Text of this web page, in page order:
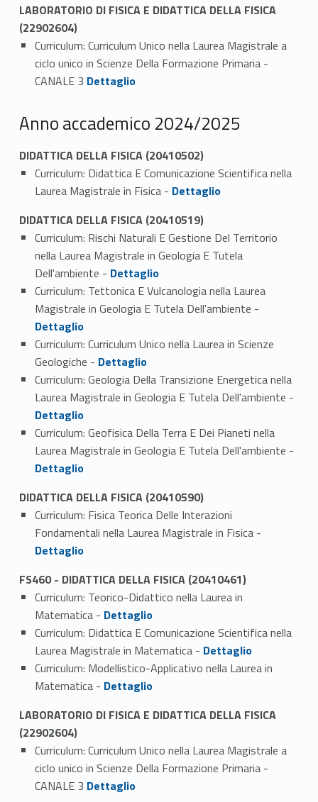
LABORATORIO DI FISICA E DIDATTICA DELLA FISICA
(22902604)
Curriculum: Curriculum Unico nella Laurea Magistrale a
ciclo unico in Scienze Della Formazione Primaria -
CANALE 3 Link identifier #identifier_person_125901-1
Dettaglio
Anno accademico 2024/2025
DIDATTICA DELLA FISICA (20410502)
Curriculum: Didattica E Comunicazione Scientifica nella
Laurea Magistrale in Fisica - Link identifier #identifier_person_172106-1
Dettaglio
DIDATTICA DELLA FISICA (20410519)
Curriculum: Rischi Naturali E Gestione Del Territorio
nella Laurea Magistrale in Geologia E Tutela
Dell'ambiente - Link identifier #identifier_person_181863-1
Dettaglio
Curriculum: Tettonica E Vulcanologia nella Laurea
Magistrale in Geologia E Tutela Dell'ambiente -
Dettaglio
Curriculum: Curriculum Unico nella Laurea in Scienze
Geologiche - Link identifier #identifier_person_167551-3
Dettaglio
Curriculum: Geologia Della Transizione Energetica nella
Laurea Magistrale in Geologia E Tutela Dell'ambiente -
Dettaglio
Curriculum: Geofisica Della Terra E Dei Pianeti nella
Laurea Magistrale in Geologia E Tutela Dell'ambiente -
Dettaglio
DIDATTICA DELLA FISICA (20410590)
Curriculum: Fisica Teorica Delle Interazioni
Fondamentali nella Laurea Magistrale in Fisica -
Dettaglio
FS460 - DIDATTICA DELLA FISICA (20410461)
Curriculum: Teorico-Didattico nella Laurea in
Matematica - Link identifier #identifier_person_63424-1
Dettaglio
Curriculum: Didattica E Comunicazione Scientifica nella
Laurea Magistrale in Matematica - Link identifier #identifier_person_6375-2
Dettaglio
Curriculum: Modellistico-Applicativo nella Laurea in
Matematica - Link identifier #identifier_person_9232-3
Dettaglio
LABORATORIO DI FISICA E DIDATTICA DELLA FISICA
(22902604)
Curriculum: Curriculum Unico nella Laurea Magistrale a
ciclo unico in Scienze Della Formazione Primaria -
CANALE 3 Link identifier #identifier_person_95111-1
Dettaglio